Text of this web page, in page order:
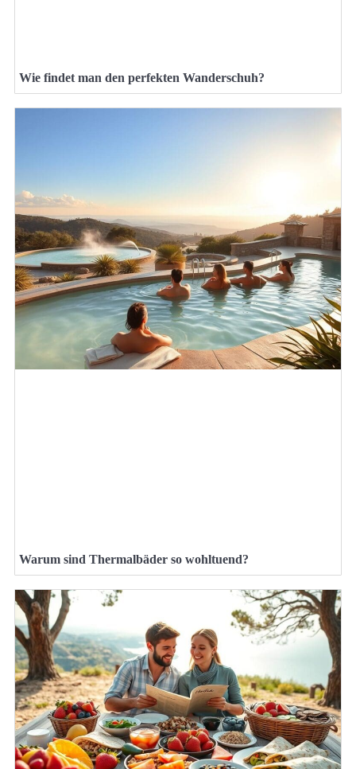
Wie findet man den perfekten Wanderschuh?
Warum sind Thermalbäder so wohltuend?